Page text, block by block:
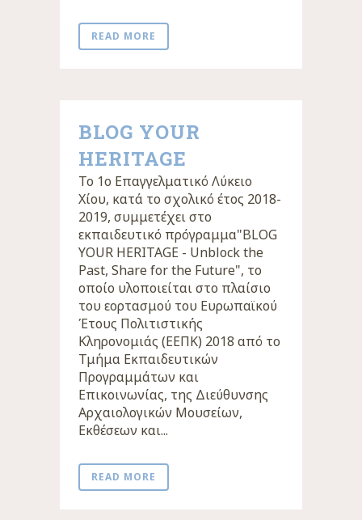
READ MORE
BLOG YOUR
HERITAGE
Το 1o Επαγγελματικό Λύκειο
Χίου, κατά το σχολικό έτος 2018-
2019, συμμετέχει στο
εκπαιδευτικό πρόγραμμα"BLOG
YOUR HERITAGE - Unblock the
Past, Share for the Future", το
οποίο υλοποιείται στο πλαίσιο
του εορτασμού του Ευρωπαϊκού
Έτους Πολιτιστικής
Κληρονομιάς (ΕΕΠΚ) 2018 από το
Τμήμα Εκπαιδευτικών
Προγραμμάτων και
Επικοινωνίας, της Διεύθυνσης
Αρχαιολογικών Μουσείων,
Εκθέσεων και...
READ MORE